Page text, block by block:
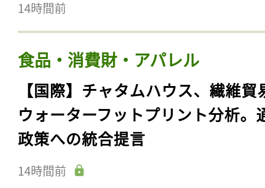
14時間前
食品・消費財・アパレル
【国際】チャタムハウス、繊維貿
ウォーターフットプリント分析。
政策への統合提言
14時間前